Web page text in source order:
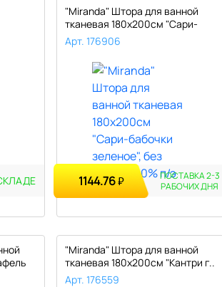
"Miranda" Штора для ванной
тканевая 180х200см "Сари-
баб..
Арт. 176906
1144.76₽
ПОСТАВКА 2-3
РАБОЧИХ ДНЯ
"Miranda" Штора для ванной
тканевая 180х200см "Кантри г..
Арт. 176559